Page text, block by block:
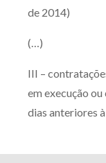
de 2014)
(…)
III –
em execução
dias anteriores